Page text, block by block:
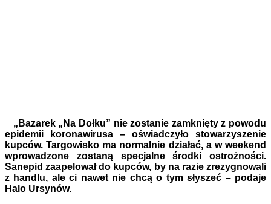
„Bazarek „Na Dołku” nie zostanie zamknięty z powodu
epidemii koronawirusa – oświadczyło stowarzyszenie
kupców. Targowisko ma normalnie działać, a w weekend
wprowadzone zostaną specjalne środki ostrożności.
Sanepid zaapelował do kupców, by na razie zrezygnowali
z handlu, ale ci nawet nie chcą o tym słyszeć – podaje
Halo Ursynów.